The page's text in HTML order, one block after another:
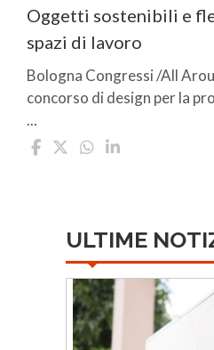
Oggetti sostenibili e
spazi di lavoro
Bologna Congressi /All
concorso di design per la
...
ULTIME